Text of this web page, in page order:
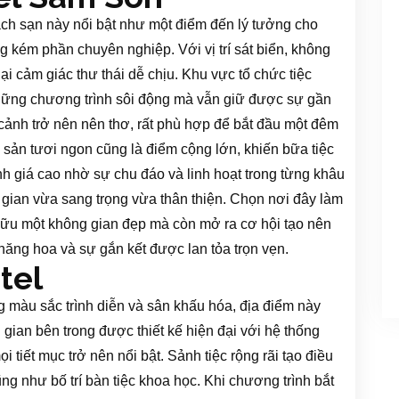
sạn này nổi bật như một điểm đến lý tưởng cho
phần chuyên nghiệp. Với vị trí sát biển, không
cảm giác thư thái dễ chịu. Khu vực tổ chức tiệc
chương trình sôi động mà vẫn giữ được sự gần
trở nên nên thơ, rất phù hợp để bắt đầu một đêm
tươi ngon cũng là điểm cộng lớn, khiến bữa tiệc
giá cao nhờ sự chu đáo và linh hoạt trong từng khâu
vừa sang trọng vừa thân thiện. Chọn nơi đây làm
một không gian đẹp mà còn mở ra cơ hội tạo nên
hoa và sự gắn kết được lan tỏa trọn vẹn.
sắc trình diễn và sân khấu hóa, địa điểm này
bên trong được thiết kế hiện đại với hệ thống
tiết mục trở nên nổi bật. Sảnh tiệc rộng rãi tạo điều
như bố trí bàn tiệc khoa học. Khi chương trình bắt